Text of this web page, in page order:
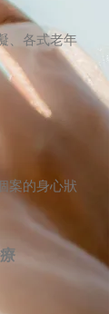
、各式老年
案的身心狀